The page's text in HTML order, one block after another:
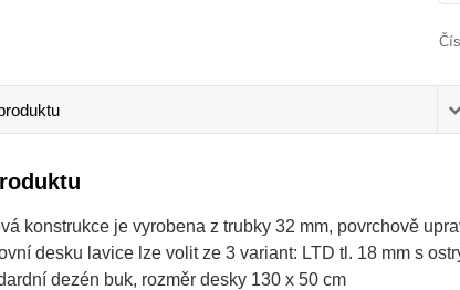
konstrukce je vyrobena z trubky 32 mm, povrchově
desku lavice lze volit ze 3 variant: LTD tl. 18 mm s
dezén buk, rozměr desky 130 x 50 cm